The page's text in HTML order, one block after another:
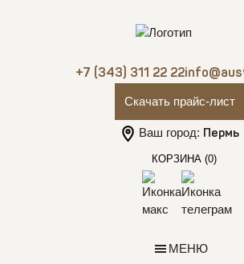
+7 (343) 311 22 22
Скачать прайс-лист
Ваш город: Пермь
КОРЗИНА (0)
МЕНЮ